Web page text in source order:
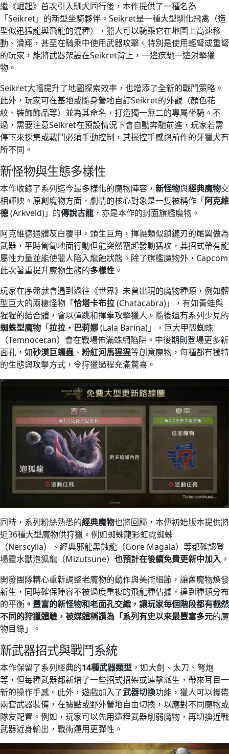
繼《崛起》首次引入馴犬同行後，本作提供了一種名為
「Seikret」的新型坐騎夥伴​。Seikret是一種大型馴化飛禽（造
型似迅猛龍與飛龍的混種），獵人可以騎乘它在地圖上高速移
動、滑翔，甚至在騎乘中使用武器攻擊。特別是使用輕弩或重弩
的玩家，能將武器架設在Seikret背上，一邊疾馳一邊射擊獵
物。
Seikret大幅提升了地圖探索效率，也增添了全新的戰鬥策略。
此外，玩家可在基地或隨身營地自訂Seikret的外觀（顏色花
紋、裝飾飾品等）並為其命名，打造獨一無二的專屬坐騎。不
過，需要注意Seikret在預設情況下會自動奔馳前進，玩家若需
停下來採集或戰鬥必須手動控制，其操控手感與前作的牙獵犬有
所不同。
新怪物與生態多樣性
本作收錄了系列迄今最多樣化的魔物陣容， 新怪物與經典魔物交
相輝映。原創魔物方面，劇情的核心對象是一隻被稱作「阿克維
德(Arkveld)」的傳說古龍 ，亦是本作的封面旗艦魔物。
阿克維德通體灰白覆甲，頭生巨角，揮舞類似鎖鏈刃的尾翼做為
武器，平時匍匐地面行動但能突然竄起發動猛攻，其招式帶有龍
屬性力量並能使獵人陷入龍蝕狀態。除了旗艦魔物外，Capcom
此次著重提升魔物生態的多樣性 。
玩家在序盤就會遇到過往《世界》未曾出現的魔物種類，例如體
型巨大的兩棲怪物「恰塔卡布拉(Chatacabra)」，有如青蛙與
猩猩的結合體，會以彈跳和揮拳攻擊獵人​。隨後還有系列少見的
蜘蛛型魔物 「拉拉・巴莉娜(Lala Barina)」，巨大甲殼蜘蛛
（Temnoceran）會在戰場佈滿蛛網陷阱。中後期則登場更多新
面孔，如砂漠巨蠕蟲 、 粉紅河馬猩猩等創意魔物，每種都有獨特
的生態與攻擊方式，令狩獵過程充滿驚喜。
同時，系列粉絲熟悉的經典魔物也將回歸，本傳初始版本提供將
近36種大型魔物供狩獵。例如蜘蛛龍彩虹霓蜘蛛
（Nerscylla）、經典邪龍黑蝕龍（Gore Magala）等都確認登
場​靈水獸泡狐龍（Mizutsune） 也預計在後續免費更新中加入。
開發團隊精心重新調整老魔物的動作與美術細節，讓舊魔物煥發
新生，同時確保陣容不被過度重複的飛龍種佔據，達到種類分布
的平衡 。豐富的新怪物和老面孔交織，讓玩家每個階段都有截然
不同的狩獵體驗，被媒體稱讚為「系列有史以來最豐富多元的魔
物目錄」。
新武器招式與戰鬥系統
本作保留了系列經典的14種武器類型 ，如大劍、太刀、弩炮
等，但每種武器都新增了一些招式招架或連擊派生，帶來耳目一
新的操作手感。此外，遊戲加入了武器切換功能，獵人可以攜帶
兩套武器裝備，在據點或野外營地自由切換，以應對不同魔物或
隊友配置。例如，玩家可以先用遠程武器削弱魔物，再切換近戰
武器近身輸出，戰術運用更彈性。